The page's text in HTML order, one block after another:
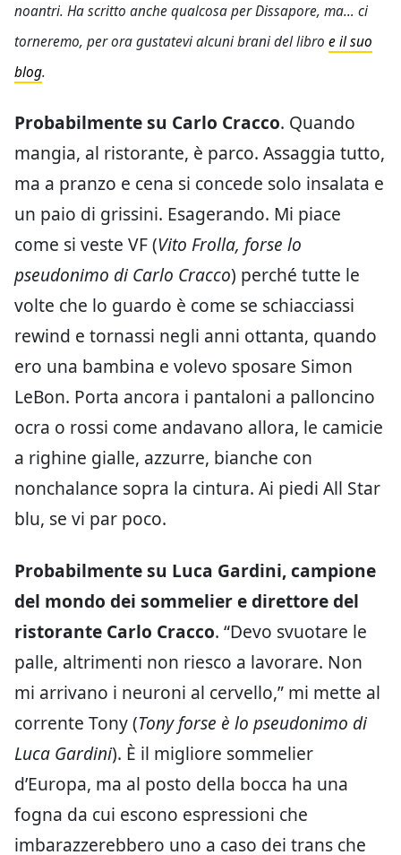
noantri. Ha scritto anche qualcosa per Dissapore, ma… ci
torneremo, per ora gustatevi alcuni brani del libro e il suo
blog.
Probabilmente su Carlo Cracco. Quando
mangia, al ristorante, è parco. Assaggia tutto,
ma a pranzo e cena si concede solo insalata e
un paio di grissini. Esagerando. Mi piace
come si veste VF (Vito Frolla, forse lo
pseudonimo di Carlo Cracco) perché tutte le
volte che lo guardo è come se schiacciassi
rewind e tornassi negli anni ottanta, quando
ero una bambina e volevo sposare Simon
LeBon. Porta ancora i pantaloni a palloncino
ocra o rossi come andavano allora, le camicie
a righine gialle, azzurre, bianche con
nonchalance sopra la cintura. Ai piedi All Star
blu, se vi par poco.
Probabilmente su Luca Gardini, campione
del mondo dei sommelier e direttore del
ristorante Carlo Cracco. “Devo svuotare le
palle, altrimenti non riesco a lavorare. Non
mi arrivano i neuroni al cervello,” mi mette al
corrente Tony (Tony forse è lo pseudonimo di
Luca Gardini). È il migliore sommelier
d’Europa, ma al posto della bocca ha una
fogna da cui escono espressioni che
imbarazzerebbero uno a caso dei trans che